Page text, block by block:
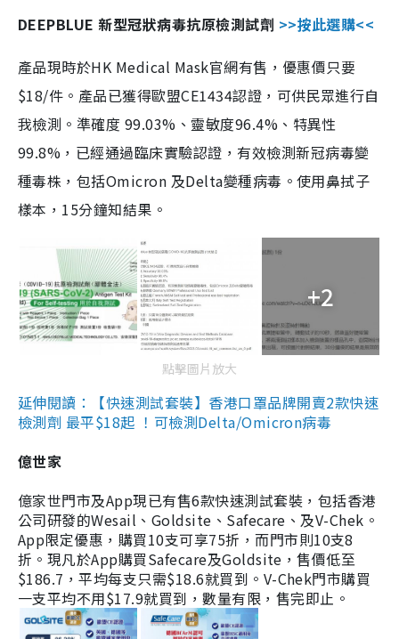
DEEPBLUE 新型冠狀病毒抗原檢測試劑 >>按此選購<<
產品現時於HK Medical Mask官網有售，優惠價只要
$18/件。產品已獲得歐盟CE1434認證，可供民眾進行自
我檢測。準確度 99.03%、靈敏度96.4%、特異性
99.8%，已經通過臨床實驗認證，有效檢測新冠病毒變
種毒株，包括Omicron 及Delta變種病毒。使用鼻拭子
樣本，15分鐘知結果。
+2
點擊圖片放大
延伸閱讀：【快速測試套裝】香港口罩品牌開賣2款快速
檢測劑 最平$18起 ！可檢測Delta/Omicron病毒
億世家
億家世門市及App現已有售6款快速測試套裝，包括香港
公司研發的Wesail、Goldsite、Safecare、及V-Chek。
App限定優惠，購買10支可享75折，而門市則10支8
折。現凡於App購買Safecare及Goldsite，售價低至
$186.7，平均每支只需$18.6就買到。V-Chek門市購買
一支平均不用$17.9就買到，數量有限，售完即止。